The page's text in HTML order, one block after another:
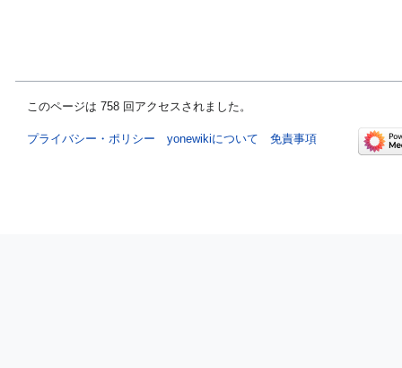
このページは 758 回アクセスされました。
プライバシー・ポリシー yonewikiについて 免責事項